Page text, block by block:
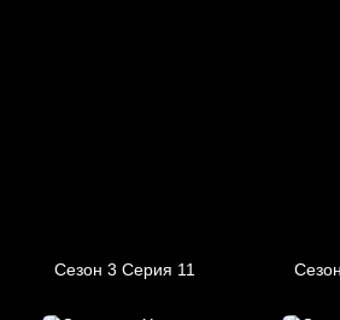
Сезон 3 Серия 11